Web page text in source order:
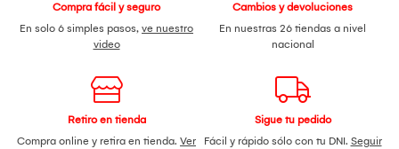
Compra fácil y seguro
En solo 6 simples pasos, ve nuestro
video
Cambios y devoluciones
En nuestras 26 tiendas a nivel
nacional
Retiro en tienda
Compra online y retira en tienda. Ver
Sigue tu pedido
Fácil y rápido sólo con tu DNI. Seguir